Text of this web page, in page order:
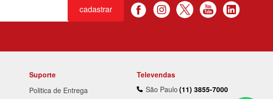
cadastrar
Suporte
Politica de Entrega
Televendas
São Paulo (11) 3855-7000